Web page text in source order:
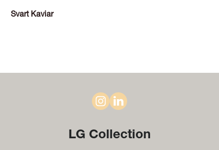
Svart Kaviar
LG Collection